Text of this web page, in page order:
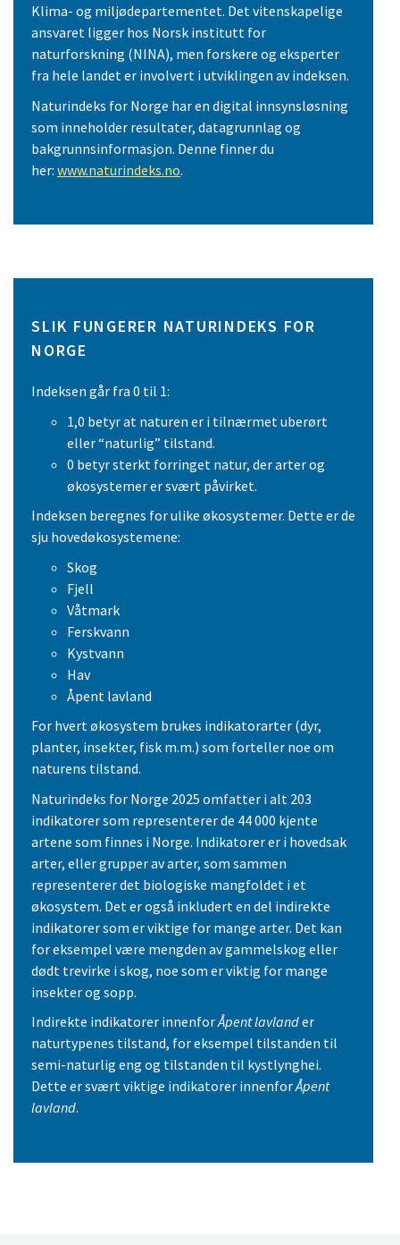
Klima- og miljødepartementet. Det vitenskapelige
ansvaret ligger hos Norsk institutt for
naturforskning (NINA), men forskere og eksperter
fra hele landet er involvert i utviklingen av indeksen.
Naturindeks for Norge har en digital innsynsløsning
som inneholder resultater, datagrunnlag og
bakgrunnsinformasjon. Denne finner du
her: www.naturindeks.no.
SLIK FUNGERER NATURINDEKS FOR
NORGE
Indeksen går fra 0 til 1:
1,0 betyr at naturen er i tilnærmet uberørt
eller “naturlig” tilstand.
0 betyr sterkt forringet natur, der arter og
økosystemer er svært påvirket.
Indeksen beregnes for ulike økosystemer. Dette er de
sju hovedøkosystemene:
Skog
Fjell
Våtmark
Ferskvann
Kystvann
Hav
Åpent lavland
For hvert økosystem brukes indikatorarter (dyr,
planter, insekter, fisk m.m.) som forteller noe om
naturens tilstand.
Naturindeks for Norge 2025 omfatter i alt 203
indikatorer som representerer de 44 000 kjente
artene som finnes i Norge. Indikatorer er i hovedsak
arter, eller grupper av arter, som sammen
representerer det biologiske mangfoldet i et
økosystem. Det er også inkludert en del indirekte
indikatorer som er viktige for mange arter. Det kan
for eksempel være mengden av gammelskog eller
dødt trevirke i skog, noe som er viktig for mange
insekter og sopp.
Indirekte indikatorer innenforÅpent lavlander
naturtypenes tilstand, for eksempel tilstanden til
semi-naturlig eng og tilstanden til kystlynghei.
Dette er svært viktige indikatorer innenforÅpent
lavland.